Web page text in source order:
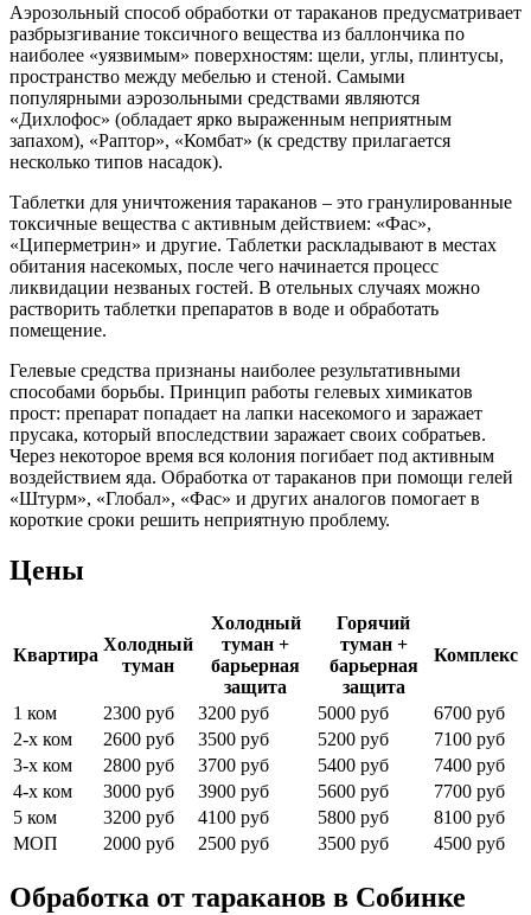
Аэрозольный способ обработки от тараканов предусматривает
разбрызгивание токсичного вещества из баллончика по
наиболее «уязвимым» поверхностям: щели, углы, плинтусы,
пространство между мебелью и стеной. Самыми
популярными аэрозольными средствами являются
«Дихлофос» (обладает ярко выраженным неприятным
запахом), «Раптор», «Комбат» (к средству прилагается
несколько типов насадок).
Таблетки для уничтожения тараканов – это гранулированные
токсичные вещества с активным действием: «Фас»,
«Циперметрин» и другие. Таблетки раскладывают в местах
обитания насекомых, после чего начинается процесс
ликвидации незваных гостей. В отельных случаях можно
растворить таблетки препаратов в воде и обработать
помещение.
Гелевые средства признаны наиболее результативными
способами борьбы. Принцип работы гелевых химикатов
прост: препарат попадает на лапки насекомого и заражает
прусака, который впоследствии заражает своих собратьев.
Через некоторое время вся колония погибает под активным
воздействием яда. Обработка от тараканов при помощи гелей
«Штурм», «Глобал», «Фас» и других аналогов помогает в
короткие сроки решить неприятную проблему.
Цены
Квартира
Холодный
туман
Холодный
туман +
барьерная
защита
Горячий
туман +
барьерная
защита
Комплекс
1 ком 2300 руб 3200 руб 5000 руб
6700 руб
2-х ком
2600 руб 3500 руб 5200 руб
7100 руб
3-х ком
2800 руб 3700 руб 5400 руб
7400 руб
4-х ком
3000 руб 3900 руб 5600 руб
7700 руб
5 ком
3200 руб 4100 руб 5800 руб
8100 руб
МОП
2000 руб 2500 руб 3500 руб 4500 руб
Обработка от тараканов в Собинке